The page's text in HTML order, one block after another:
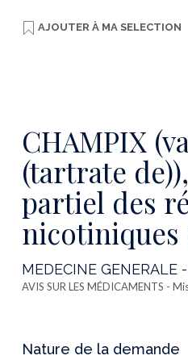
AJOUTER À MA SELECTION
CHAMPIX
(tartrate
partiel des
nicotiniques
MEDECINE
AVIS SUR LES MÉDICAMENTS -
Nature de la demande